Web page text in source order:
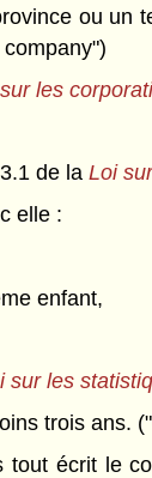
ou un
les
de la Loi
elle :
enfant,
sur les
trois ans.
écrit le